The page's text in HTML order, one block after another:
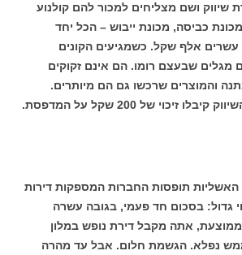
שיווק ושם מצליחים למכור להם קולנוע
כביסה, מכונת ייבוש – הכל יחד
עשרים אלף שקל. כשמגיעים הקונים
מגלים שבעצם רומו. הם אינם זקוקים
והמוצרים שרכשו גם הם מיותרים.
זיכוי של 200 שקל על המדפסת.
האשליות תופסות החברות המספקות דירות
גדול: בסכום חד פעמי, בגובה עשרה
ממוצעת, אתה מקבל דירת נופש במלון
נפלא. הגשמת חלום. אבל עד מהרה